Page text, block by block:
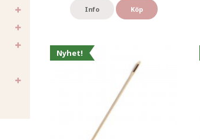
Info Köp
Nyhet!